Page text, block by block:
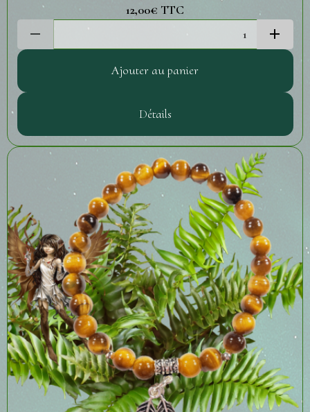
12,00€ TTC
Ajouter au panier
Détails